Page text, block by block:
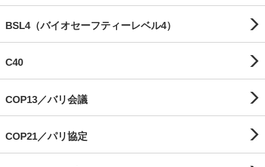
BSL4（バイオセーフティーレベル4）
C40
COP13／バリ会議
COP21／パリ協定